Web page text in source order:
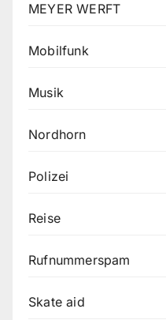
MEYER WERFT
Mobilfunk
Musik
Nordhorn
Polizei
Reise
Rufnummerspam
Skate aid